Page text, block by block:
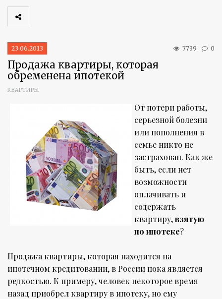
23.06.2013 7739 0
Продажа квартиры, которая
обременена ипотекой
КВАРТИРЫ
От потери работы,
серьезной болезни
или пополнения в
семье никто не
застрахован. Как же
быть, если нет
возможности
оплачивать и
содержать
квартиру,взятую
по ипотеке?
Продажа квартиры, которая находится на
ипотечном кредитовании, в России пока является
редкостью. К примеру, человек некоторое время
назад приобрел квартиру в ипотеку, но ему